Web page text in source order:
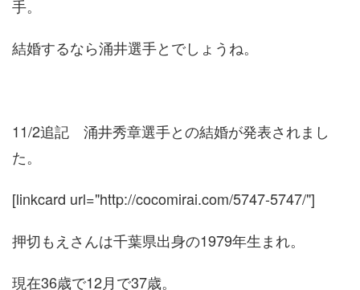
手。
結婚するなら涌井選手とでしょうね。
11/2追記 涌井秀章選手との結婚が発表されまし
た。
[linkcard url="http://cocomirai.com/5747-5747/"]
押切もえさんは千葉県出身の1979年生まれ。
現在36歳で12月で37歳。